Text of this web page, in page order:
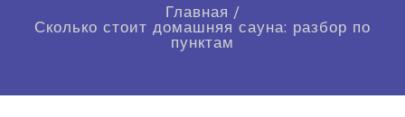
Главная /
Сколько стоит домашняя сауна: разбор по
пунктам